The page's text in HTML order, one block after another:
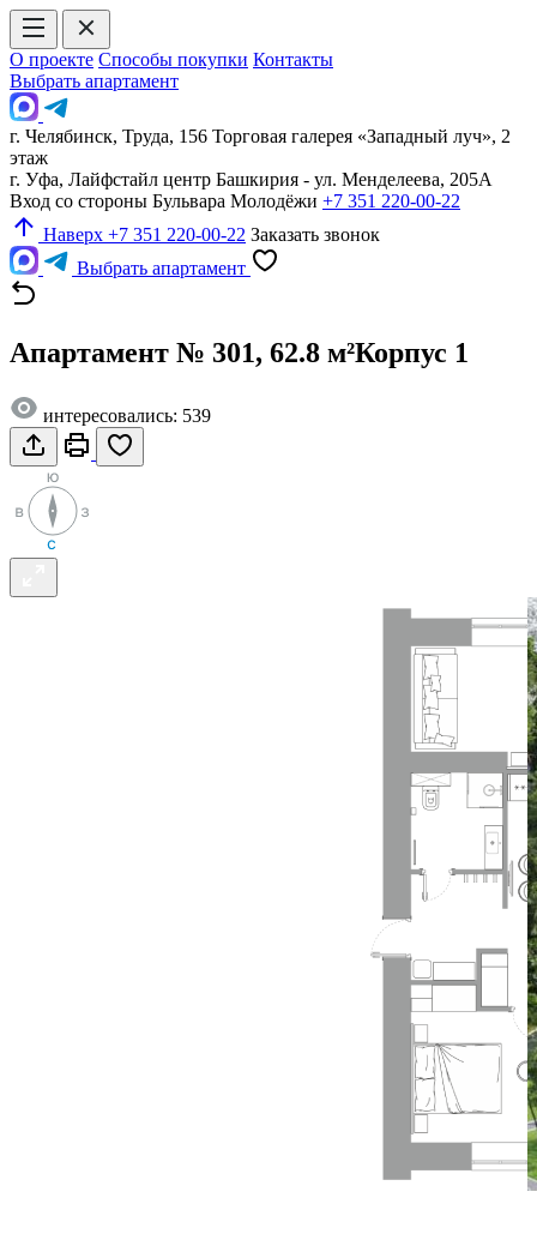
О проекте Способы покупки Контакты
Выбрать апартамент
г. Челябинск, Труда, 156 Торговая галерея «Западный луч», 2
этаж
г. Уфа, Лайфстайл центр Башкирия - ул. Менделеева, 205А
Вход со стороны Бульвара Молодёжи +7 351 220-00-22
Наверх +7 351 220-00-22 Заказать звонок
Выбрать апартамент
Апартамент № 301, 62.8 м²Корпус 1
интересовались: 539